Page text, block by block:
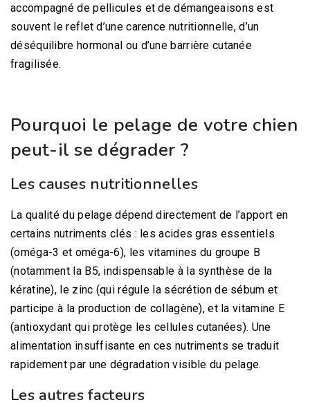
accompagné de pellicules et de démangeaisons est
souvent le reflet d’une carence nutritionnelle, d’un
déséquilibre hormonal ou d’une barrière cutanée
fragilisée.
Pourquoi le pelage de votre chien
peut-il se dégrader ?
Les causes nutritionnelles
La qualité du pelage dépend directement de l’apport en
certains nutriments clés : les acides gras essentiels
(oméga-3 et oméga-6), les vitamines du groupe B
(notamment la B5, indispensable à la synthèse de la
kératine), le zinc (qui régule la sécrétion de sébum et
participe à la production de collagène), et la vitamine E
(antioxydant qui protège les cellules cutanées). Une
alimentation insuffisante en ces nutriments se traduit
rapidement par une dégradation visible du pelage.
Les autres facteurs